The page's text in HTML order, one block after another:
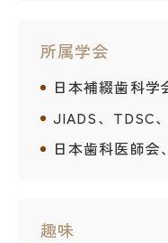
所属学会
日本補綴歯科学
JIADS、TDSC
日本歯科医師会
趣味